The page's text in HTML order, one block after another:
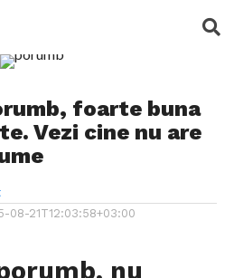
foarte buna
Vezi cine nu are
08-21T12:03:58+03:00
nu